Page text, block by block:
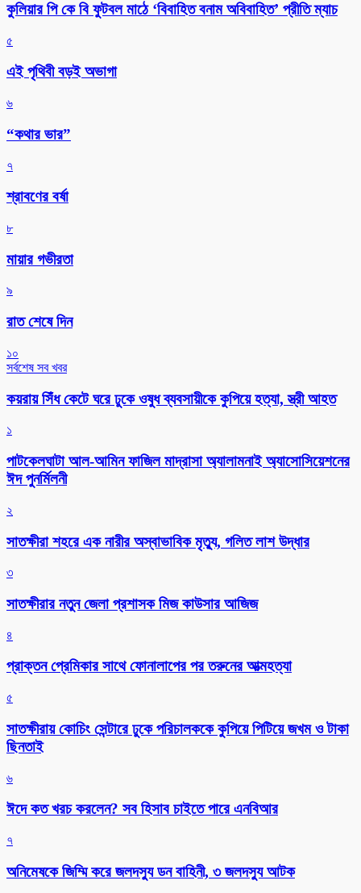
কুলিয়ার পি কে বি ফুটবল মাঠে ‘বিবাহিত বনাম অবিবাহিত’ প্রীতি ম্যাচ
৫
এই পৃথিবী বড়ই অভাগা
৬
“কথার ভার”
৭
শ্রাবণের বর্ষা
৮
মায়ার গভীরতা
৯
রাত শেষে দিন
১০
সর্বশেষ সব খবর
কয়রায় সিঁধ কেটে ঘরে ঢুকে ওষুধ ব্যবসায়ীকে কুপিয়ে হত্যা, স্ত্রী আহত
১
পাটকেলঘাটা আল-আমিন ফাজিল মাদ্রাসা অ্যালামনাই অ্যাসোসিয়েশনের
ঈদ পুনর্মিলনী
২
সাতক্ষীরা শহরে এক নারীর অস্বাভাবিক মৃত্যু, গলিত লাশ উদ্ধার
৩
সাতক্ষীরার নতুন জেলা প্রশাসক মিজ কাউসার আজিজ
৪
প্রাক্তন প্রেমিকার সাথে ফোনালাপের পর তরুনের আত্মহত্যা
৫
সাতক্ষীরায় কোচিং সেন্টারে ঢুকে পরিচালককে কুপিয়ে পিটিয়ে জখম ও টাকা
ছিনতাই
৬
ঈদে কত খরচ করলেন? সব হিসাব চাইতে পারে এনবিআর
৭
অনিমেষকে জিম্মি করে জলদস্যু ডন বাহিনী, ৩ জলদস্যু আটক